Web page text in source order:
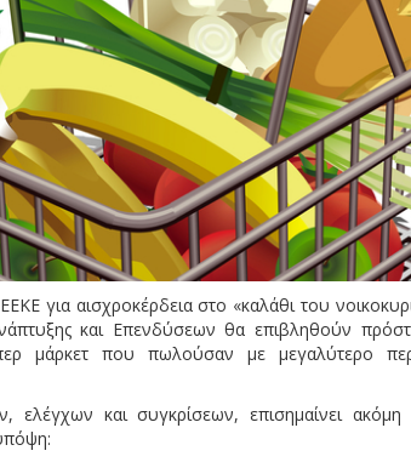
για αισχροκέρδεια στο «καλάθι του
και Επενδύσεων θα επιβληθούν
μάρκετ που πωλούσαν με μεγαλύτερο
και συγκρίσεων, επισημαίνει